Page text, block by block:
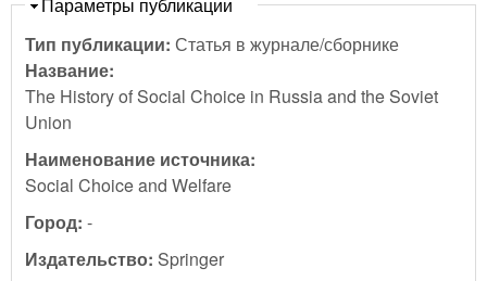
Тип публикации: Статья в журнале/сборнике
Название:
The History of Social Choice in Russia and the Soviet
Union
Наименование источника:
Social Choice and Welfare
Город: -
Издательство: Springer